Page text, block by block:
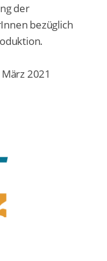
der
bezüglich
2021